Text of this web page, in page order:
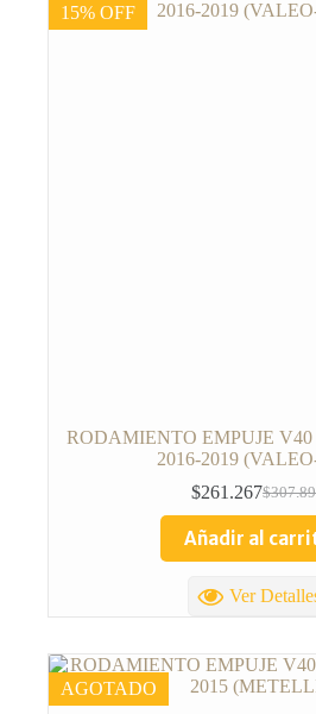
15% OFF
RODAMIENTO EMPUJE
2016-2019
$
$261.267
Añadir al
Ver
AGOTADO